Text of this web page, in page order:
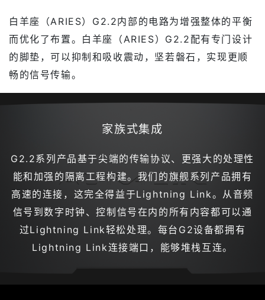
白羊座（ARIES）G2.2内部的电路为增强整体的平衡
而优化了布置。白羊座（ARIES）G2.2配有专门设计
的脚垫，可以抑制和吸收震动，坚若磐石，实现更顺
畅的信号传输。
家族式集成
G2.2系列产品基于尖端的传输协议、更强大的处理性
能和加强的隔离工程构建。我们的旗舰系列产品拥有
高速的连接，这完全得益于Lightning Link。从音频
信号到数字时钟、控制信号在内的所有内容都可以通
过Lightning Link轻松处理。每台G2设备都拥有
Lightning Link连接端口，能够堆栈互连。